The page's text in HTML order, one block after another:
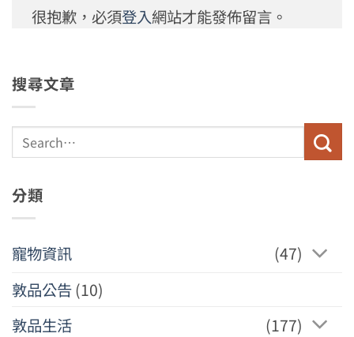
很抱歉，必須登入網站才能發佈留言。
搜尋文章
分類
寵物資訊
(47)
敦品公告(10)
敦品生活
(177)